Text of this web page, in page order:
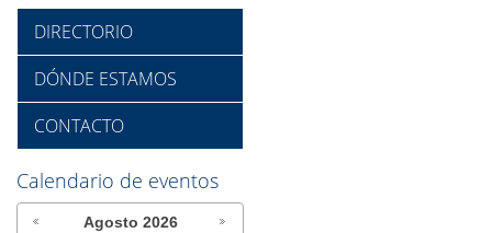
DIRECTORIO
DÓNDE ESTAMOS
CONTACTO
Calendario de eventos
Agosto 2026